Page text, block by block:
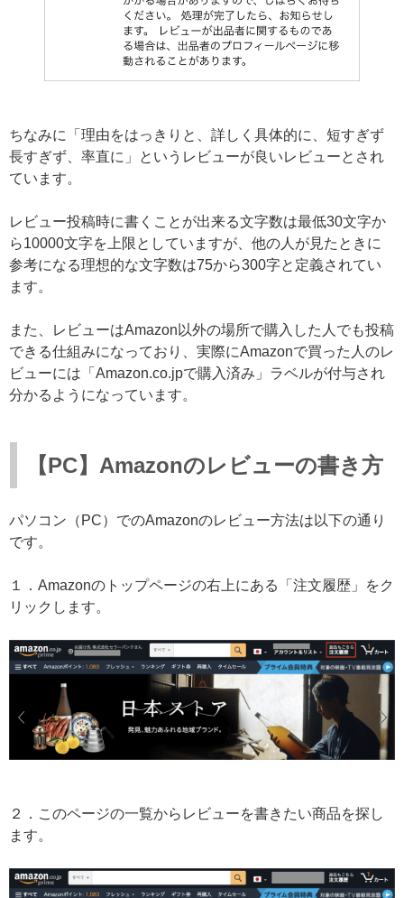
ちなみに「理由をはっきりと、詳しく具体的に、短すぎず
長すぎず、率直に」というレビューが良いレビューとされ
ています。
レビュー投稿時に書くことが出来る文字数は最低30文字か
ら10000文字を上限としていますが、他の人が見たときに
参考になる理想的な文字数は75から300字と定義されてい
ます。
また、レビューはAmazon以外の場所で購入した人でも投稿
できる仕組みになっており、実際にAmazonで買った人のレ
ビューには「Amazon.co.jpで購入済み」ラベルが付与され
分かるようになっています。
【PC】Amazonのレビューの書き方
パソコン（PC）でのAmazonのレビュー方法は以下の通り
です。
１．Amazonのトップページの右上にある「注文履歴」をク
リックします。
２．このページの一覧からレビューを書きたい商品を探し
ます。